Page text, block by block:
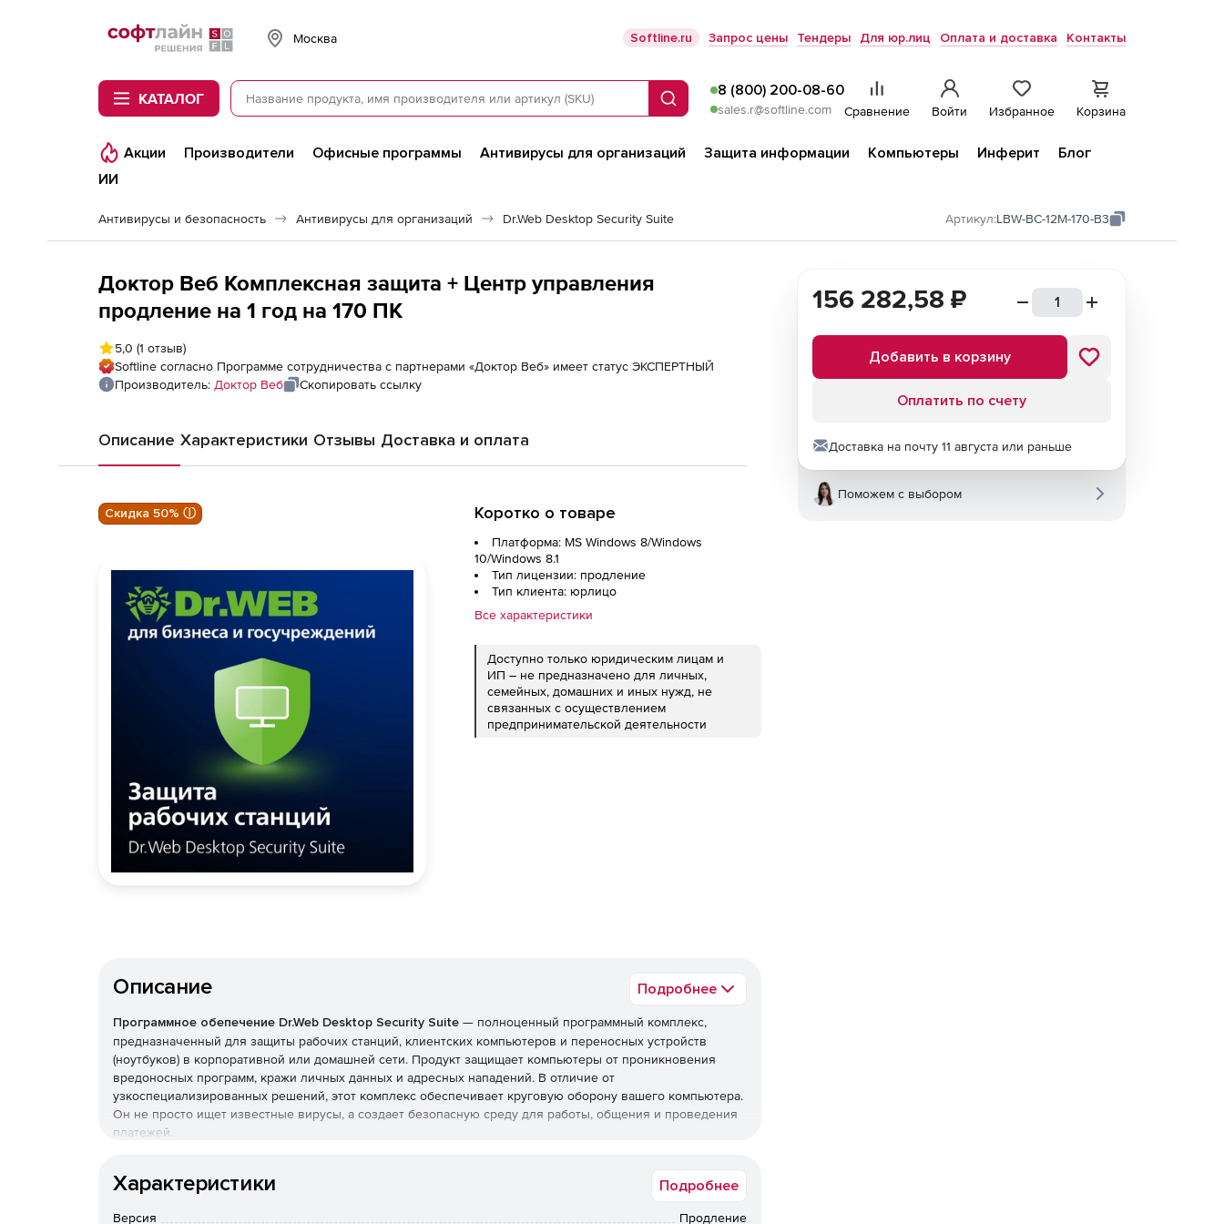
Softline
Москва Softline.ru Запрос цены Тендеры Для юр.лиц Оплата и доставка Контакты
КАТАЛОГ Поиск
8 (800) 200-08-60
sales.r@softline.com Сравнение Войти Избранное Корзина
Акции Производители Офисные программы Антивирусы для организаций Защита информации Компьютеры Инферит
Блог
ИИ
Антивирусы и безопасность Антивирусы для организаций Dr.Web Desktop Security Suite Артикул:LBW-BC-12M-170-B3
Доктор Веб Комплексная защита + Центр управления
продление на 1 год на 170 ПК
5,0 (1 отзыв)
Softline согласно Программе сотрудничества с партнерами «Доктор Веб» имеет статус ЭКСПЕРТНЫЙ
Производитель: Доктор Веб Скопировать ссылку
Описание Характеристики Отзывы Доставка и оплата
Скидка 50% ⓘ Коротко о товаре
Платформа: MS Windows 8/Windows
10/Windows 8.1
Тип лицензии: продление
Тип клиента: юрлицо
Все характеристики
Доступно только юридическим лицам и
ИП – не предназначено для личных,
семейных, домашних и иных нужд, не
связанных с осуществлением
предпринимательской деятельности
Описание Подробнее
Программное обепечение Dr.Web Desktop Security Suite — полноценный программный комплекс,
предназначенный для защиты рабочих станций, клиентских компьютеров и переносных устройств
(ноутбуков) в корпоративной или домашней сети. Продукт защищает компьютеры от проникновения
вредоносных программ, кражи личных данных и адресных нападений. В отличие от
узкоспециализированных решений, этот комплекс обеспечивает круговую оборону вашего компьютера.
Он не просто ищет известные вирусы, а создает безопасную среду для работы, общения и проведения
платежей.
Преимущества Dr.Web Desktop Security Suite
Наличие сертификатов
Характеристики Подробнее
Версия Продление
156 282,58 ₽
Добавить в корзину
Оплатить по счету
Доставка на почту 11 августа или раньше
Поможем с выбором